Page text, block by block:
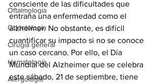
Oftalmología
Odontología
Cirugía general
Hematología
Alergología
consciente de las dificultades que
entraña una enfermedad como el
alzheimer. No obstante, es difícil
cuantificar su impacto si no se conoce
un caso cercano. Por ello, el Día
Mundial del Alzheimer que se celebra
este sábado, 21 de septiembre, tiene